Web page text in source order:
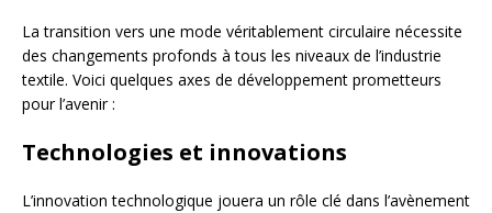
La transition vers une mode véritablement circulaire nécessite
des changements profonds à tous les niveaux de l’industrie
textile. Voici quelques axes de développement prometteurs
pour l’avenir :
Technologies et innovations
L’innovation technologique jouera un rôle clé dans l’avènement